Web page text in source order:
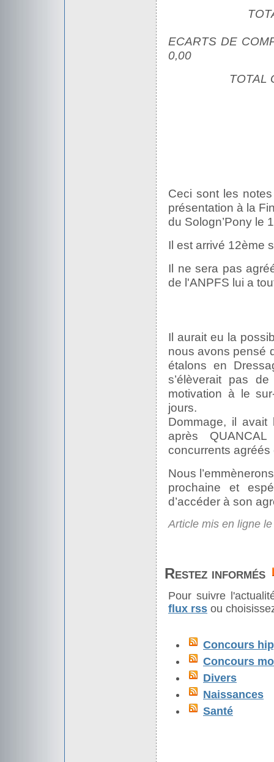
ECARTS DE
0,00
TOTAL
Ceci sont les
présentation à la
du Sologn’Pony le
Il est arrivé 12ème
Il ne sera pas
de l'ANPFS lui a
Il aurait eu la
nous avons pensé
étalons en
s’élèverait pas
motivation à le
jours.
Dommage, il avait
après
concurrents
Nous
prochaine et
d’accéder à son
Article mis en ligne
Restez informés
Pour suivre
flux rss ou
Concours
Concours
Divers
Naissances
Santé